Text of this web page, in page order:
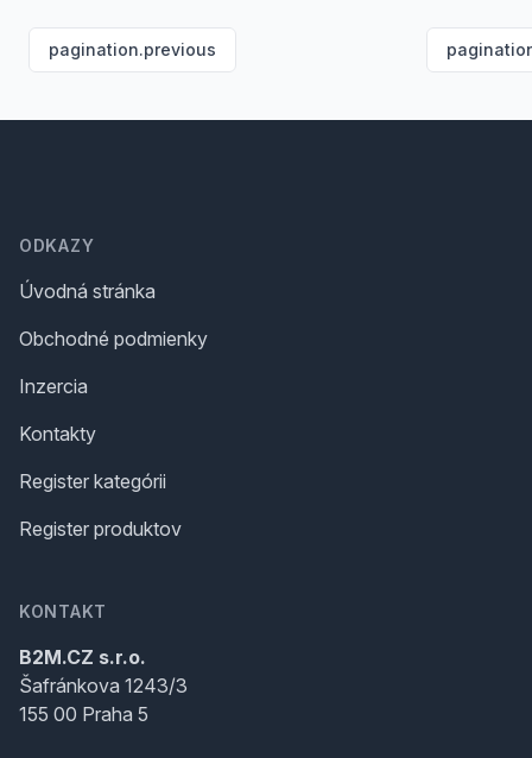
pagination.previous
ODKAZY
Úvodná stránka
Obchodné podmienky
Inzercia
Kontakty
Register kategórii
Register produktov
KONTAKT
B2M.CZ s.r.o.
Šafránkova 1243/3
155 00 Praha 5